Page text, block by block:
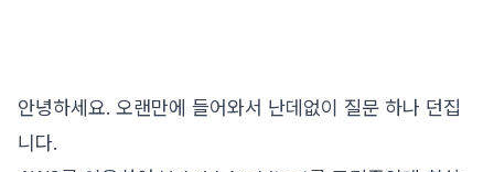
안녕하세요. 오랜만에 들어와서 난데없이 질문 하나 던집
니다.